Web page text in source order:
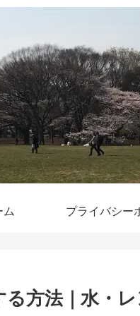
ム プライバシー
方法｜水・